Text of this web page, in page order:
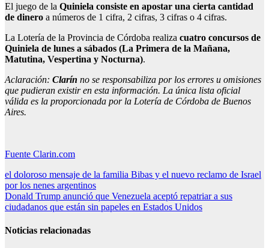
El juego de la Quiniela consiste en apostar una cierta cantidad
de dinero a números de 1 cifra, 2 cifras, 3 cifras o 4 cifras.
La Lotería de la Provincia de Córdoba realiza cuatro concursos de
Quiniela de lunes a sábados (La Primera de la Mañana,
Matutina, Vespertina y Nocturna).
Aclaración: Clarín no se responsabiliza por los errores u omisiones
que pudieran existir en esta información. La única lista oficial
válida es la proporcionada por la Lotería de Córdoba de Buenos
Aires.
Fuente Clarin.com
Navegación
de
entradas
el doloroso mensaje de la familia Bibas y el nuevo reclamo de Israel
por los nenes argentinos
Donald Trump anunció que Venezuela aceptó repatriar a sus
ciudadanos que están sin papeles en Estados Unidos
Noticias relacionadas